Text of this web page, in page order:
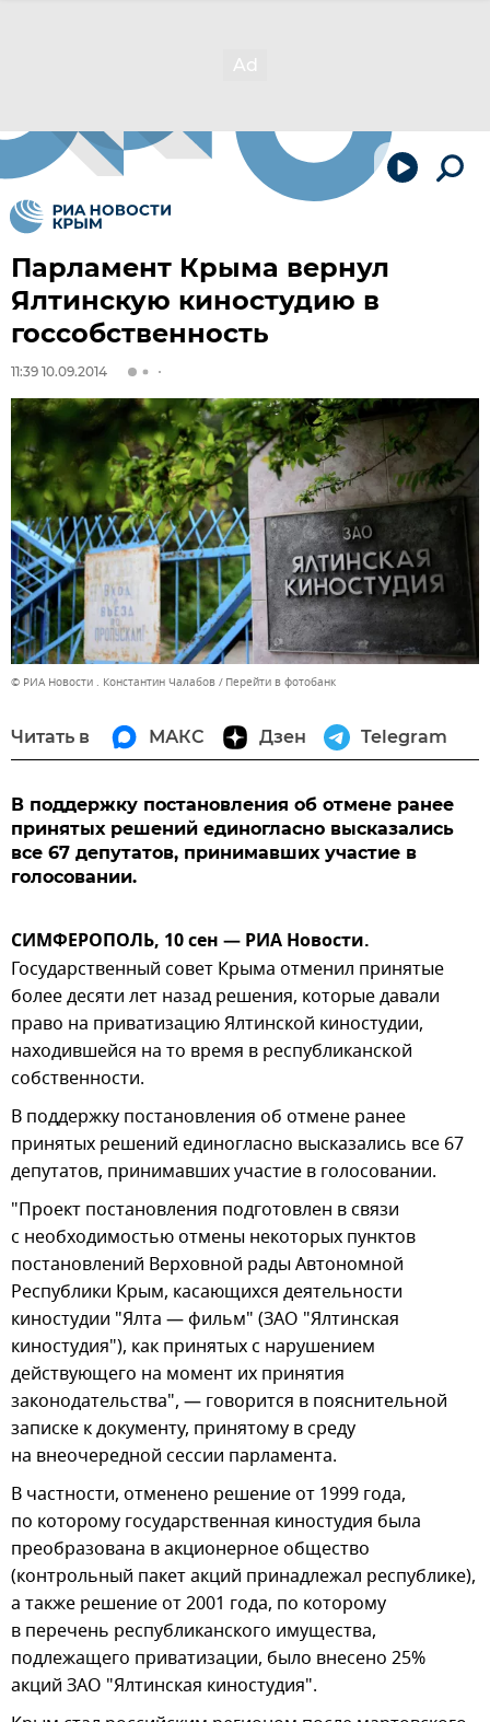
Парламент Крыма вернул
Ялтинскую киностудию в
госсобственность
11:39 10.09.2014
© РИА Новости . Константин Чалабов Перейти в фотобанк
Читать в МАКС Дзен Telegram
В поддержку постановления об отмене ранее
принятых решений единогласно высказались
все 67 депутатов, принимавших участие в
голосовании.
СИМФЕРОПОЛЬ, 10 сен — РИА Новости.
Государственный совет Крыма отменил принятые
более десяти лет назад решения, которые давали
право на приватизацию Ялтинской киностудии,
находившейся на то время в республиканской
собственности.
В поддержку постановления об отмене ранее
принятых решений единогласно высказались все 67
депутатов, принимавших участие в голосовании.
"Проект постановления подготовлен в связи
с необходимостью отмены некоторых пунктов
постановлений Верховной рады Автономной
Республики Крым, касающихся деятельности
киностудии "Ялта — фильм" (ЗАО "Ялтинская
киностудия"), как принятых с нарушением
действующего на момент их принятия
законодательства", — говорится в пояснительной
записке к документу, принятому в среду
на внеочередной сессии парламента.
В частности, отменено решение от 1999 года,
по которому государственная киностудия была
преобразована в акционерное общество
(контрольный пакет акций принадлежал республике),
а также решение от 2001 года, по которому
в перечень республиканского имущества,
подлежащего приватизации, было внесено 25%
акций ЗАО "Ялтинская киностудия".